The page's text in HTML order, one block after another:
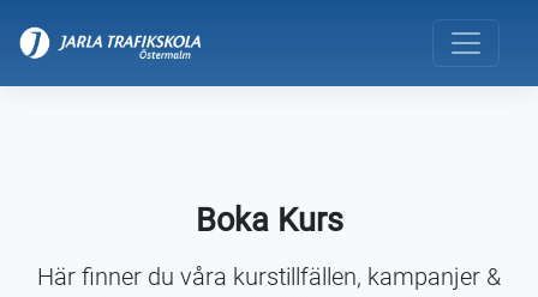
Boka Kurs
Här finner du våra kurstillfällen, kampanjer &